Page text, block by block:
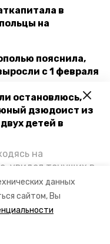
данных
сайтом, Вы
остановлюсь,
дзюдоист из
детей в
на
увидел тонущих в
на помощь. По
мальчика
края и
пообщался
в
на
пояснила,
с 1 февраля